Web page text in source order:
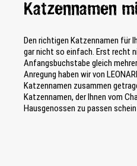
Katzennamen
Den richtigen Katzennamen für
gar nicht so einfach. Erst recht
Anfangsbuchstabe gleich
Anregung haben wir von
Katzennamen zusammen
Katzennamen, der Ihnen vom
Hausgenossen zu passen